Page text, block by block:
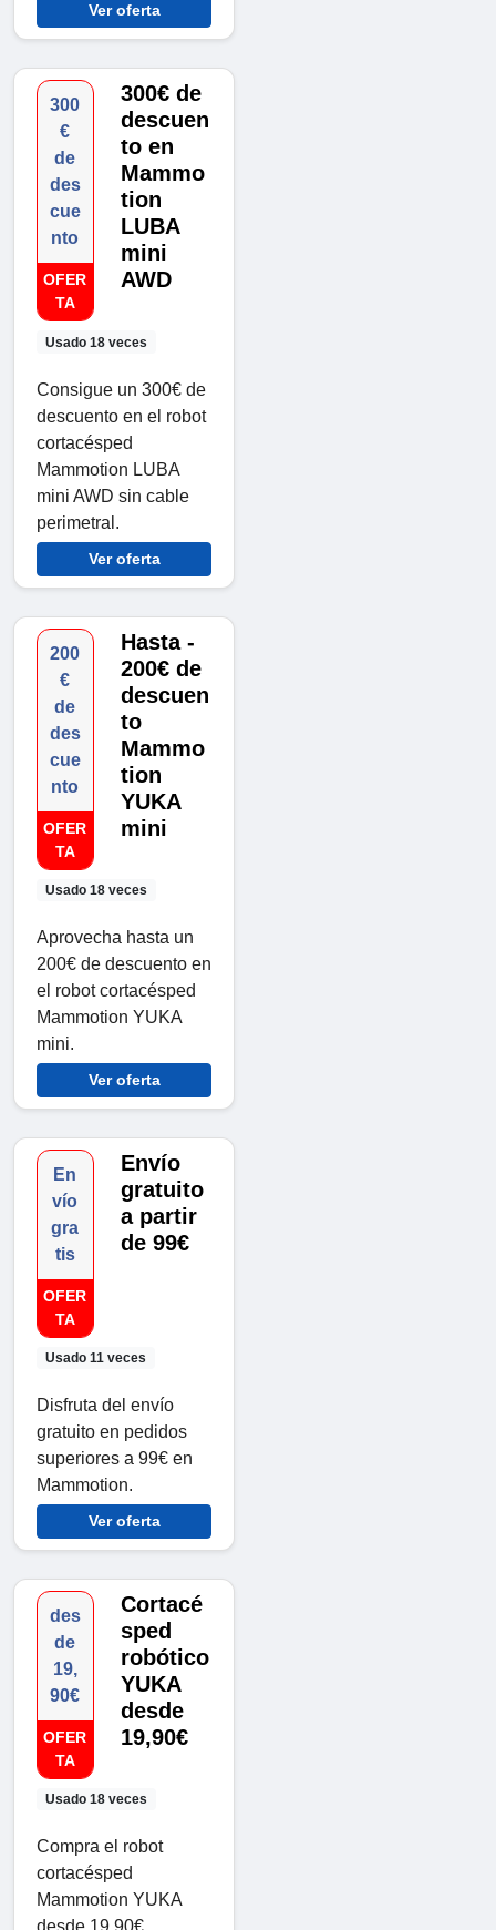
Ver oferta
300
€
de
des
cue
nto
OFER
TA
Usado 18 veces
300€ de
descuen
to en
Mammo
tion
LUBA
mini
AWD
Consigue un 300€ de
descuento en el robot
cortacésped
Mammotion LUBA
mini AWD sin cable
perimetral.
Ver oferta
200
€
de
des
cue
nto
OFER
TA
Usado 18 veces
Hasta -
200€ de
descuen
to
Mammo
tion
YUKA
mini
Aprovecha hasta un
200€ de descuento en
el robot cortacésped
Mammotion YUKA
mini.
Ver oferta
En
vío
gra
tis
OFER
TA
Usado 11 veces
Envío
gratuito
a partir
de 99€
Disfruta del envío
gratuito en pedidos
superiores a 99€ en
Mammotion.
Ver oferta
des
de
19,
90€
OFER
TA
Usado 18 veces
Cortacé
sped
robótico
YUKA
desde
19,90€
Compra el robot
cortacésped
Mammotion YUKA
desde 19,90€.